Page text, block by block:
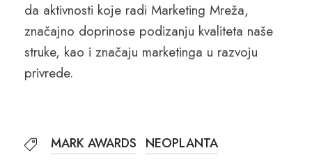
da aktivnosti koje radi Marketing Mreža,
značajno doprinose podizanju kvaliteta naše
struke, kao i značaju marketinga u razvoju
privrede.
MARK AWARDS NEOPLANTA